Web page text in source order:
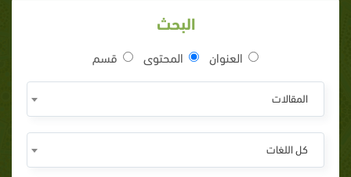
البحث
العنوان المحتوى قسم
المقالات
كل اللغات